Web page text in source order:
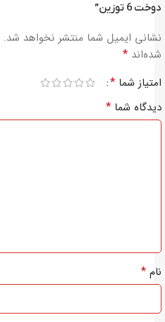
دوخت 6 توزین”
نشانی ایمیل شما منتشر نخواهد شد.
شده‌اند *
امتیاز شما *
دیدگاه شما *
نام *